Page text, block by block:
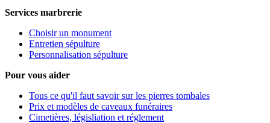
Services marbrerie
Choisir un monument
Entretien sépulture
Personnalisation sépulture
Pour vous aider
Tous ce qu'il faut savoir sur les pierres tombales
Prix et modèles de caveaux funéraires
Cimetières, législiation et réglement